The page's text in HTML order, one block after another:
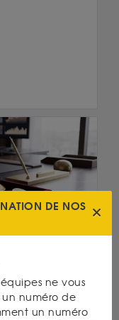
DANS
?
DE NOS
ne vous
numéro de
un numéro